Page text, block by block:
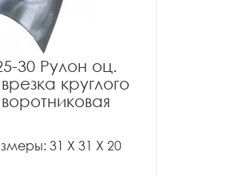
30 Рулон оц.
круглого
31 X 31 X 20